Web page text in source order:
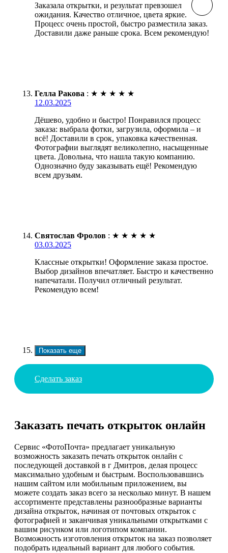
Заказала открытки, и результат превзошел
ожидания. Качество отличное, цвета яркие.
Процесс очень простой, быстро разместила заказ.
Доставили даже раньше срока. Всем рекомендую!
Гелла Ракова : ★ ★ ★ ★ ★
12.03.2025
Дёшево, удобно и быстро! Понравился процесс
заказа: выбрала фотки, загрузила, оформила – и
всё! Доставили в срок, упаковка качественная.
Фотографии выглядят великолепно, насыщенные
цвета. Довольна, что нашла такую компанию.
Однозначно буду заказывать ещё! Рекомендую
всем друзьям.
Святослав Фролов : ★ ★ ★ ★ ★
03.03.2025
Классные открытки! Оформление заказа простое.
Выбор дизайнов впечатляет. Быстро и качественно
напечатали. Получил отличный результат.
Рекомендую всем!
Показать еще
Сделать заказ
Заказать печать открыток онлайн
Сервис «ФотоПочта» предлагает уникальную
возможность заказать печать открыток онлайн с
последующей доставкой в г Дмитров, делая процесс
максимально удобным и быстрым. Воспользовавшись
нашим сайтом или мобильным приложением, вы
можете создать заказ всего за несколько минут. В нашем
ассортименте представлены разнообразные варианты
дизайна открыток, начиная от почтовых открыток с
фотографией и заканчивая уникальными открытками с
вашим рисунком или логотипом компании.
Возможность изготовления открыток на заказ позволяет
подобрать идеальный вариант для любого события.